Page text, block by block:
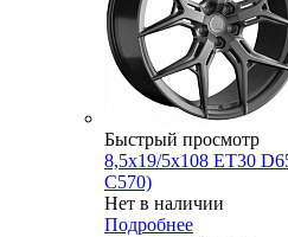
Быстрый просмотр
8,5x19/5x108 ET30
C570)
Нет в наличии
Подробнее